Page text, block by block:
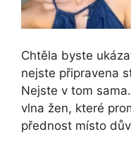
Chtěla byste
nejste připravena
Nejste v tom
vlna žen, které
přednost místo